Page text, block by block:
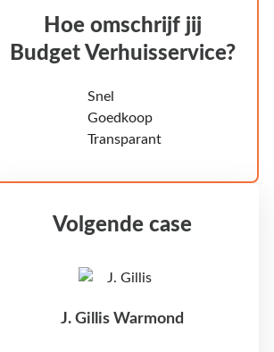
Hoe omschrijf jij
Budget Verhuisservice?
Snel
Goedkoop
Transparant
Volgende case
J. Gillis Warmond